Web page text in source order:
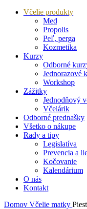
Včelie produkty
Med
Propolis
Peľ, perga
Kozmetika
Kurzy
Odborné
Jednorazové
Workshop
Zážitky
Jednodňový
Včelárik
Odborné prednašky
Všetko o nákupe
Rady a tipy
Legislatíva
Prevencia a
Kočovanie
Kalendárium
O nás
Kontakt
Domov Včelie matky